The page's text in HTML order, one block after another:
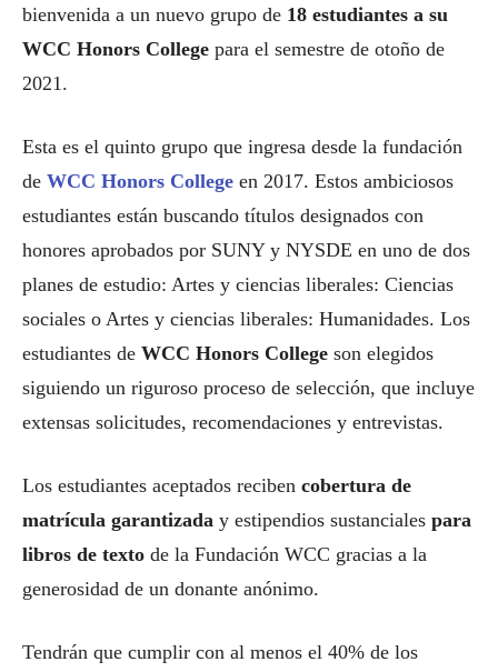
bienvenida a un nuevo grupo de 18 estudiantes a su
WCC Honors College para el semestre de otoño de
2021.
Esta es el quinto grupo que ingresa desde la fundación
de WCC Honors College en 2017. Estos ambiciosos
estudiantes están buscando títulos designados con
honores aprobados por SUNY y NYSDE en uno de dos
planes de estudio: Artes y ciencias liberales: Ciencias
sociales o Artes y ciencias liberales: Humanidades. Los
estudiantes de WCC Honors College son elegidos
siguiendo un riguroso proceso de selección, que incluye
extensas solicitudes, recomendaciones y entrevistas.
Los estudiantes aceptados reciben cobertura de
matrícula garantizada y estipendios sustanciales para
libros de texto de la Fundación WCC gracias a la
generosidad de un donante anónimo.
Tendrán que cumplir con al menos el 40% de los